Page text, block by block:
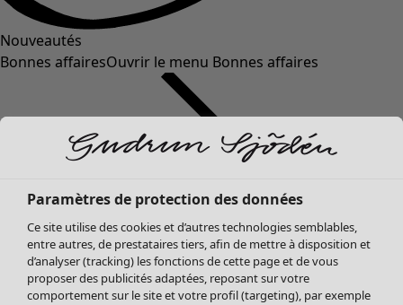
Nouveautés
Bonnes affairesOuvrir le menu Bonnes affaires
Soldes Vêtements
Paramètres de protection des données
Ce site utilise des cookies et d’autres technologies semblables,
entre autres, de prestataires tiers, afin de mettre à disposition et
d’analyser (tracking) les fonctions de cette page et de vous
proposer des publicités adaptées, reposant sur votre
comportement sur le site et votre profil (targeting), par exemple